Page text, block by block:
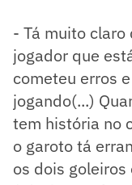
- Tá muito claro
jogador que
cometeu erros
jogando(...)
tem história no
o garoto tá
os dois